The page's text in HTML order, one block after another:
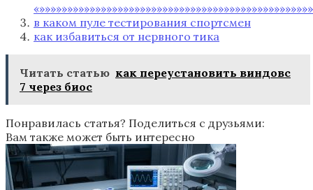
в каком пуле тестирования спортсмен
как избавиться от нервного тика
Читать статью как переустановить виндовс
7 через биос
Понравилась статья? Поделиться с друзьями:
Вам также может быть интересно